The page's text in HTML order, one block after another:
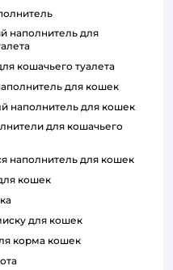
кошачьего туалета
для кошек
наполнитель для кошек
наполнитель для кошек
кошек
для кошек
корма кошек